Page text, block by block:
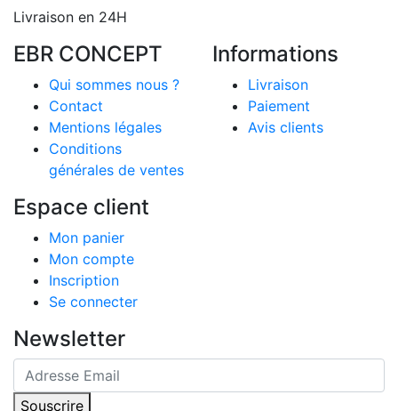
Livraison en 24H
EBR CONCEPT
Qui sommes nous ?
Contact
Mentions légales
Conditions
générales de ventes
Informations
Livraison
Paiement
Avis clients
Espace client
Mon panier
Mon compte
Inscription
Se connecter
Newsletter
Souscrire